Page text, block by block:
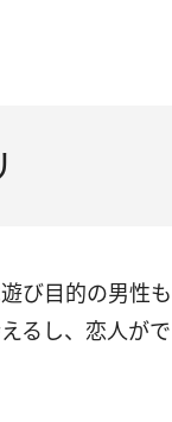
び目的の男性
るし、恋人が